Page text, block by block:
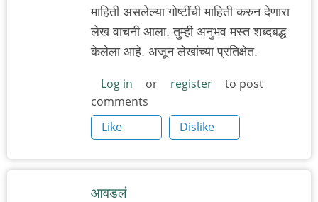
माहिती असलेल्या गोष्टींची माहिती करुन देणारा
लेख वाचनी आला. तुम्ही अनुभव मस्त शब्दबद्ध
केलेला आहे. अजून लेखांच्या प्रतिक्षेत.
Log in or register
to post
comments
Like
Dislike
आवडलं